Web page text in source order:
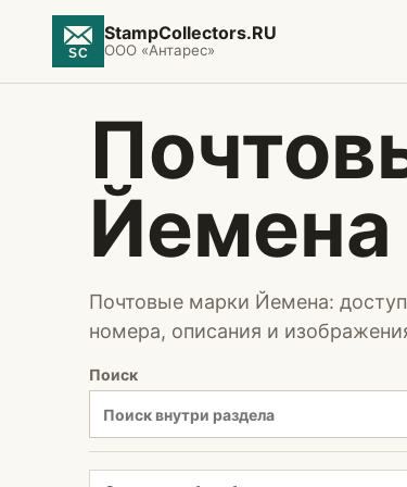
StampCollectors.RU
ООО «Антарес»
Йемена
Почтовые марки Йемена:
номера, описания и
Поиск